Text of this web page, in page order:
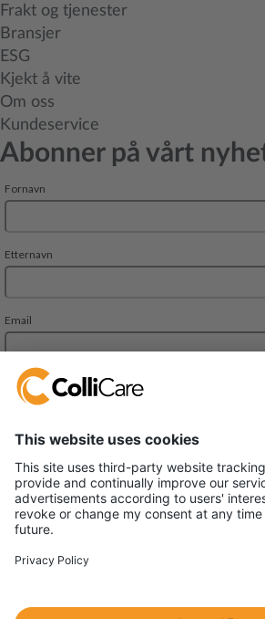
Frakt og tjenester
Bransjer
ESG
Kjekt å vite
Om oss
Kundeservice
Abonner på vårt